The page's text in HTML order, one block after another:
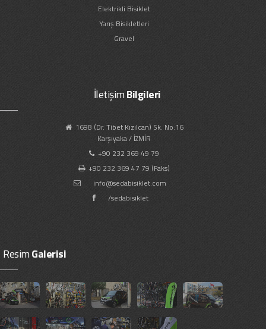
Elektrikli Bisiklet
Yarış Bisikletleri
Gravel
İletişimBilgileri
1698 (Dr. Tibet Kızılcan) Sk. No:16
Karşıyaka / İZMİR
+90 232 369 49 79
+90 232 369 47 79 (Faks)
info@sedabisiklet.com
/sedabisiklet
ResimGalerisi